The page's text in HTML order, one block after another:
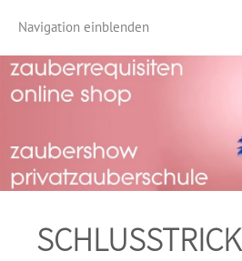
Navigation einblenden
SCHLUSSTRICK